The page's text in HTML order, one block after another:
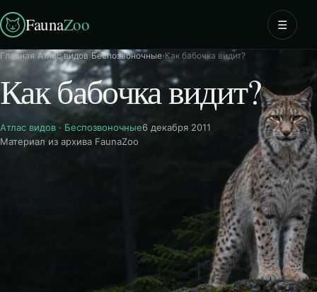
FaunaZoo ☰
Главная Атлас видов›Беспозвоночные›Как бабочка видит?
Как бабочка видит?
Атлас видов · Беспозвоночные6 декабря 2011
Материал из архива FaunaZoo